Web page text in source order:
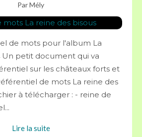
Par Mély
de mots pour l'album La
Un petit document qui va
sur les châteaux forts et
de mots La reine des
à télécharger : - reine de
Lire la suite